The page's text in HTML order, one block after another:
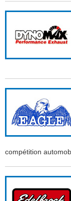
compétition